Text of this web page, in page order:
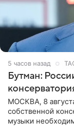
5 часов назад
Бутман:
МОСКВА, 8
собственной
музыки